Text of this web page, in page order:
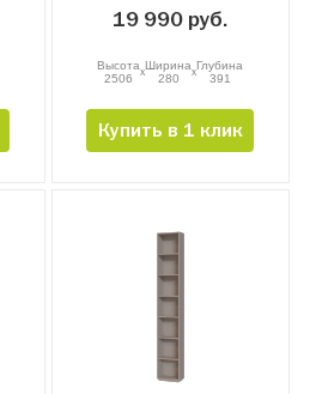
19 990 руб.
Высота
2506
xШирина
280
xГлубина
391
Купить в 1 клик